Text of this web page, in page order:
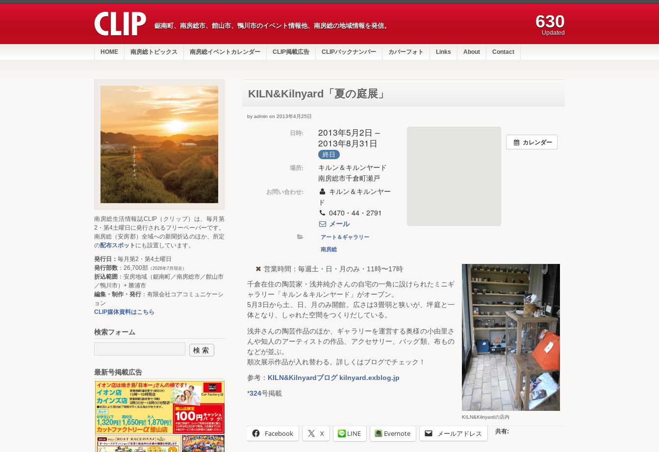
鋸南町、南房総市、館山市、鴨川市のイベント情報他、南房総の地域情報を発信。 630
Updated
HOME 南房総トピックス 南房総イベントカレンダー CLIP掲載広告 CLIPバックナンバー カバーフォト Links About Contact
KILN&Kilnyard「夏の庭展」
by admin on 2013年4月25日
カレンダー
日時:
2013年5月2日 –
2013年8月31日
終日
場所:
キルン＆キルンヤード
南房総市千倉町瀬戸
お問い合わせ:
キルン＆キルンヤー
ド
0470・44・2791
メール
アート＆ギャラリー
南房総
KILN&Kilnyardの店内
営業時間：毎週土・日・月のみ・11時〜17時
千倉在住の陶芸家・浅井純介さんの自宅の一角に設けられたミニギ
ャラリー「キルン＆キルンヤード」がオープン。
5月3日から土、日、月のみ開館。広さは3畳弱と狭いが、坪庭と一
体となり、しゃれた空間をつくりだしている。
浅井さんの陶芸作品のほか、ギャラリーを運営する奥様の小由里さ
んや知人のアーティストの作品、アクセサリー、バッグ類、布もの
などが並ぶ。
順次展示作品が入れ替わる。詳しくはブログでチェック！
参考： KILN&Kilnyardブログ kilnyard.exblog.jp
*324号掲載
共有:
Facebook X LINE Evernote メールアドレス
南房総生活情報誌CLIP（クリップ）は、毎月第
2・第4土曜日に発行されるフリーペーパーです。
南房総（安房郡）全域への新聞折込のほか、所定
の配布スポット にも設置しています。
発行日： 毎月第2・第4土曜日
発行部数 ：26,700部 （2026年7月現在）
折込範囲 ：安房地域（鋸南町／南房総市／館山市
／鴨川市）+ 勝浦市
編集・制作・発行：有限会社コアコミュニケーシ
ョン
CLIP媒体資料はこちら
検索フォーム
最新号掲載広告